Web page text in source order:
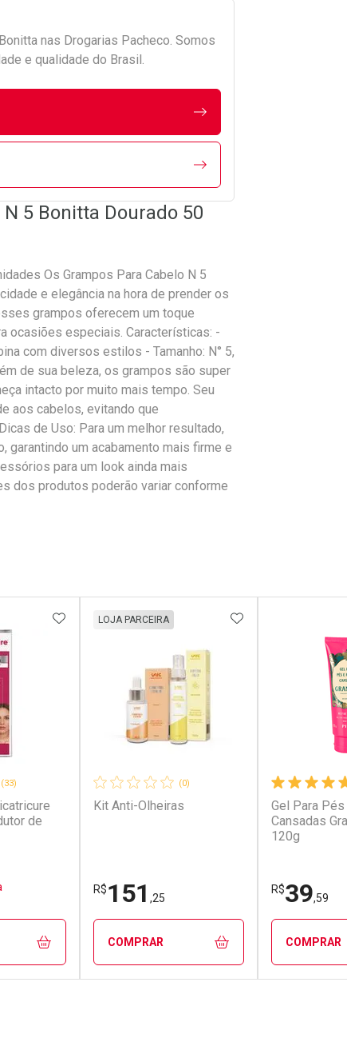
Bonitta nas Drogarias Pacheco. Somos
e qualidade do Brasil.
5 Bonitta Dourado 50
Os Grampos Para Cabelo N 5
e elegância na hora de prender os
grampos oferecem um toque
ocasiões especiais. Características: -
com diversos estilos - Tamanho: N° 5,
de sua beleza, os grampos são super
intacto por muito mais tempo. Seu
aos cabelos, evitando que
de Uso: Para um melhor resultado,
um acabamento mais firme e
para um look ainda mais
dos produtos poderão variar conforme
(33)
de
ADICIONAR AOS FAVORITOS
(0)
Kit Anti-Olheiras
LOJA PARCEIRA
R$151 ,25
ADICIONAR AOS
COMPRAR
Gel Para
Cansadas
120g
R$39,59
COMPRAR